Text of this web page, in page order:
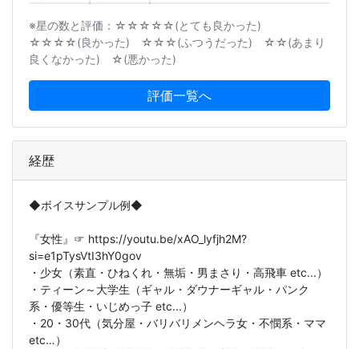
※星の数と評価：☆☆☆☆☆(とても良かった)
☆☆☆☆(良かった) ☆☆☆(ふつうだった) ☆☆(あまり
良くなかった) ☆(悪かった)
評価一覧へ
経歴
◆ボイスサンプル例◆
『女性』☞ https://youtu.be/xAO_lyfjh2M?
si=e1pTysVtI3hY0gov
・少女（素直・ひねくれ・無垢・男まさり・高飛車 etc...）
・ティーン～大学生（ギャル・ダウナーギャル・パンク
系・優等生・いじめっ子 etc...）
・20・30代（気分屋・バリバリメンヘラ女・不憫系・ママ
etc…）